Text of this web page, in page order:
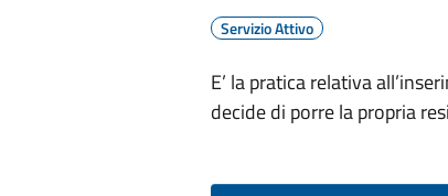
Servizio Attivo
E’ la pratica relativa
decide di porre la propria